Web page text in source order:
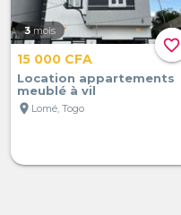
favorite_border
3 mois
15 000 CFA
Location appartements
meublé à vil
location_on Lomé, Togo